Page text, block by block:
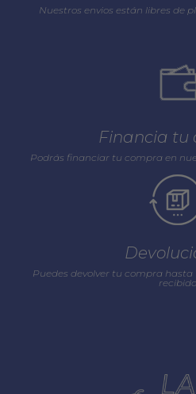
Nuestros envios están libres de
Financia tu
Podrás financiar tu compra en
Puedes devolver tu compra hasta
recibido